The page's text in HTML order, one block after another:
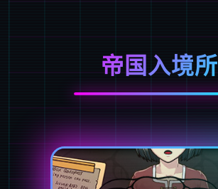
帝国入境所